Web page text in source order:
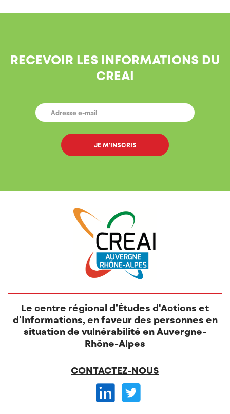
RECEVOIR LES INFORMATIONS DU
CREAI
E-
MAIL *
Le centre régional d’Études d'Actions et
d'Informations, en faveur des personnes en
situation de vulnérabilité en Auvergne-
Rhône-Alpes
CONTACTEZ-NOUS